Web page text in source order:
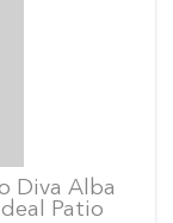
Diva Alba
Patio